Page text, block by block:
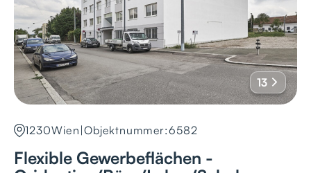
13
1230Wien |Objektnummer:6582
Flexible Gewerbeflächen -